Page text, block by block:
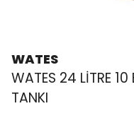
WATES
WATES 24 LİTRE 10
TANKI